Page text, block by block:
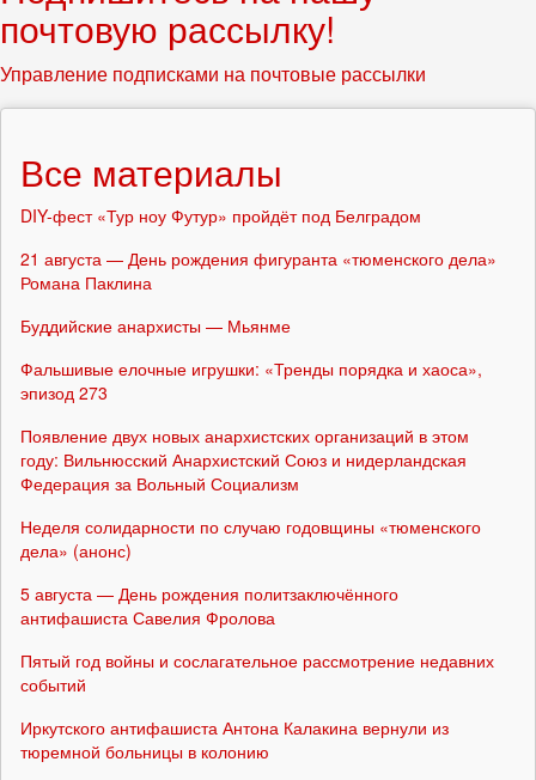
почтовую рассылку!
Управление подписками на почтовые рассылки
Все материалы
DIY-фест «Тур ноу Футур» пройдёт под Белградом
21 августа — День рождения фигуранта «тюменского дела»
Романа Паклина
Буддийские анархисты — Мьянме
Фальшивые елочные игрушки: «Тренды порядка и хаоса»,
эпизод 273
Появление двух новых анархистских организаций в этом
году: Вильнюсский Анархистский Союз и нидерландская
Федерация за Вольный Социализм
Неделя солидарности по случаю годовщины «тюменского
дела» (анонс)
5 августа — День рождения политзаключённого
антифашиста Савелия Фролова
Пятый год войны и сослагательное рассмотрение недавних
событий
Иркутского антифашиста Антона Калакина вернули из
тюремной больницы в колонию